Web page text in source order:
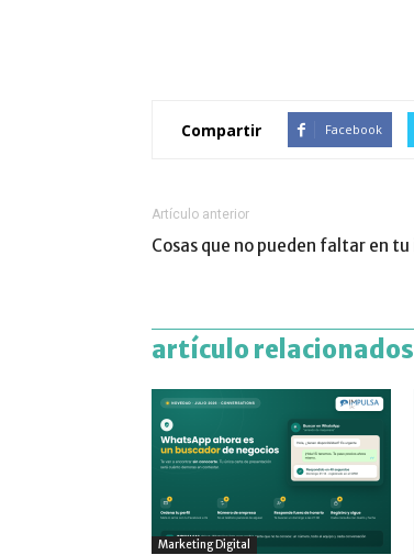
Compartir Facebook
Artículo anterior
Cosas que no pueden faltar en
artículo relacionados
Marketing Digital